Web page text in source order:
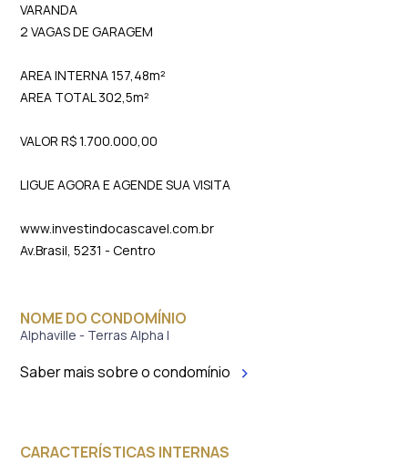
VARANDA
2 VAGAS DE GARAGEM
AREA INTERNA 157,48m²
AREA TOTAL 302,5m²
VALOR R$ 1.700.000,00
LIGUE AGORA E AGENDE SUA VISITA
www.investindocascavel.com.br
Av.Brasil, 5231 - Centro
NOME DO CONDOMÍNIO
Alphaville - Terras Alpha I
Saber mais sobre o condomínio
CARACTERÍSTICAS INTERNAS